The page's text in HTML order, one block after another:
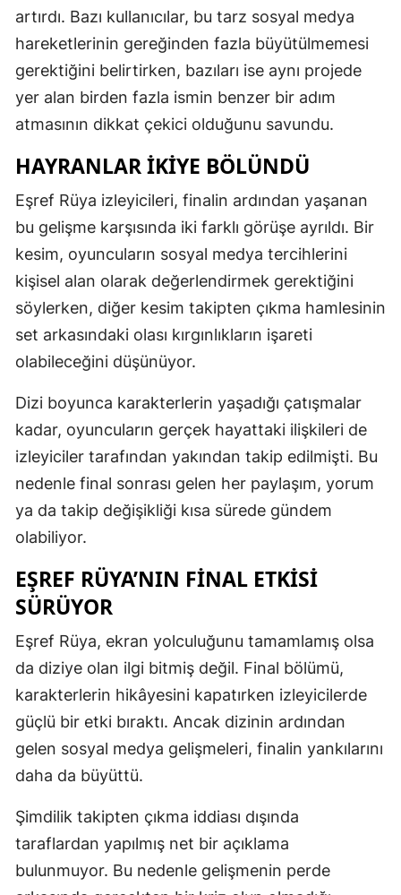
artırdı. Bazı kullanıcılar, bu tarz sosyal medya
hareketlerinin gereğinden fazla büyütülmemesi
gerektiğini belirtirken, bazıları ise aynı projede
yer alan birden fazla ismin benzer bir adım
atmasının dikkat çekici olduğunu savundu.
HAYRANLAR IKIYE BÖLÜNDÜ
Eşref Rüya izleyicileri, finalin ardından yaşanan
bu gelişme karşısında iki farklı görüşe ayrıldı. Bir
kesim, oyuncuların sosyal medya tercihlerini
kişisel alan olarak değerlendirmek gerektiğini
söylerken, diğer kesim takipten çıkma hamlesinin
set arkasındaki olası kırgınlıkların işareti
olabileceğini düşünüyor.
Dizi boyunca karakterlerin yaşadığı çatışmalar
kadar, oyuncuların gerçek hayattaki ilişkileri de
izleyiciler tarafından yakından takip edilmişti. Bu
nedenle final sonrası gelen her paylaşım, yorum
ya da takip değişikliği kısa sürede gündem
olabiliyor.
EŞREF RÜYA’NIN FINAL ETKISI
SÜRÜYOR
Eşref Rüya, ekran yolculuğunu tamamlamış olsa
da diziye olan ilgi bitmiş değil. Final bölümü,
karakterlerin hikâyesini kapatırken izleyicilerde
güçlü bir etki bıraktı. Ancak dizinin ardından
gelen sosyal medya gelişmeleri, finalin yankılarını
daha da büyüttü.
Şimdilik takipten çıkma iddiası dışında
taraflardan yapılmış net bir açıklama
bulunmuyor. Bu nedenle gelişmenin perde